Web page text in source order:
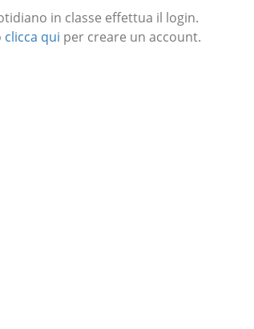
in classe effettua il login.
clicca qui per creare un account.